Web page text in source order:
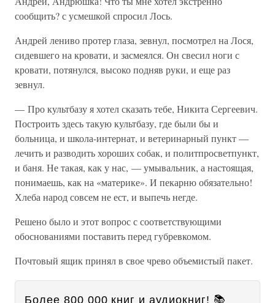
сообщить? с усмешкой спросил Лось.
Андрей лениво протер глаза, зевнул, посмотрел на Лося,
сидевшего на кровати, и засмеялся. Он свесил ноги с
кровати, потянулся, высоко подняв руки, и еще раз
зевнул.
— Про культбазу я хотел сказать тебе, Никита Сергеевич.
Построить здесь такую культбазу, где были бы и
больница, и школа-интернат, и ветеринарный пункт —
лечить и разводить хороших собак, и политпросветпункт,
и баня. Не такая, как у нас, — умывальник, а настоящая,
понимаешь, как на «материке». И пекарню обязательно!
Хлеба народ совсем не ест, и выпечь негде.
Решено было и этот вопрос с соответствующими
обоснованиями поставить перед губревкомом.
Почтовый ящик принял в свое чрево объемистый пакет.
Более 800 000 книг и аудиокниг! 📚